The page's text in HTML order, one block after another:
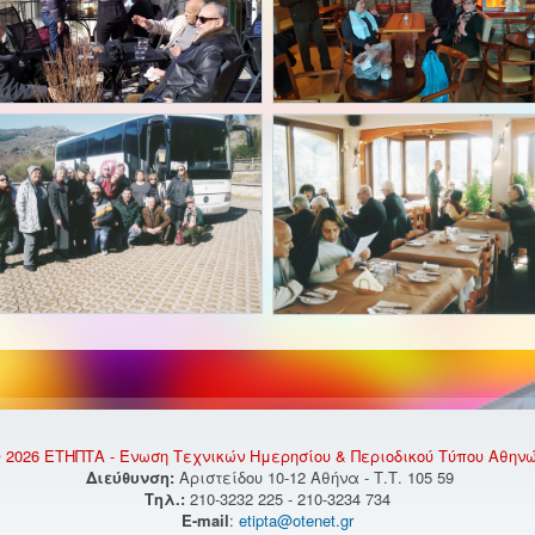
ΕΤΗΠΤΑ - Ένωση Τεχνικών Ημερησίου & Περιοδικού Τύπου
Διεύθυνση: Αριστείδου 10-12 Αθήνα - Τ.Τ. 105 59
Τηλ.: 210-3232 225 - 210-3234 734
E-mail: etipta@otenet.gr